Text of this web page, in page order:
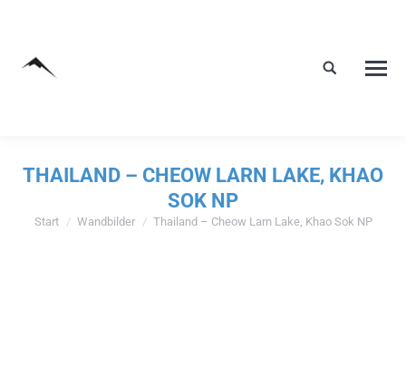
THAILAND – CHEOW LARN LAKE, KHAO
SOK NP
Sie befinden sich hier:
Start Wandbilder Thailand – Cheow Larn Lake, Khao Sok NP